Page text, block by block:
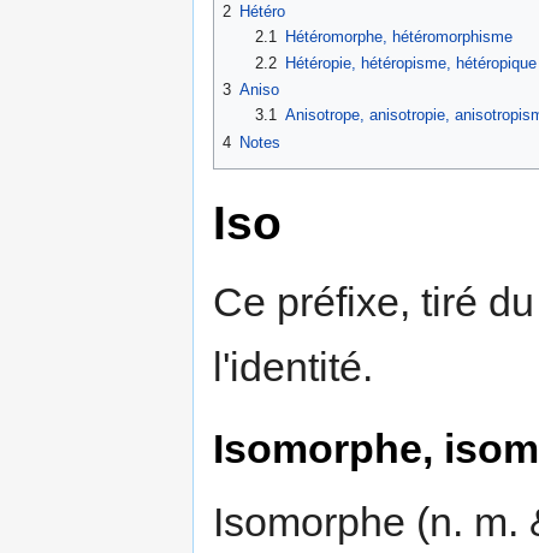
2 Hétéro
2.1
Hétéromorphe, hétéromorphisme
2.2
Hétéropie, hétéropisme, hétéropique
3 Aniso
3.1 Anisotrope, anisotropie,
4 Notes
Iso
Ce préfixe, tiré
l'identité.
Isomorphe,
Isomorphe (n. m.